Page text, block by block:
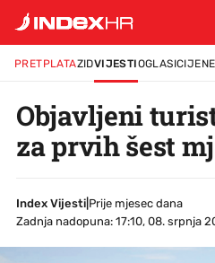
PRETPLATAZIDVIJESTIOGLASICIJENE
Objavljeni
za prvih šest
Index Vijesti
Prije mjesec dana
Zadnja nadopuna: 17:10, 08. srpnja